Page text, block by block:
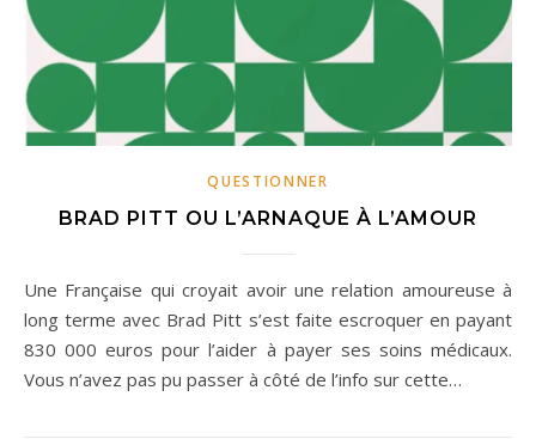
QUESTIONNER
BRAD PITT OU L’ARNAQUE À L’AMOUR
Une Française qui croyait avoir une relation amoureuse à
long terme avec Brad Pitt s’est faite escroquer en payant
830 000 euros pour l’aider à payer ses soins médicaux.
Vous n’avez pas pu passer à côté de l’info sur cette…